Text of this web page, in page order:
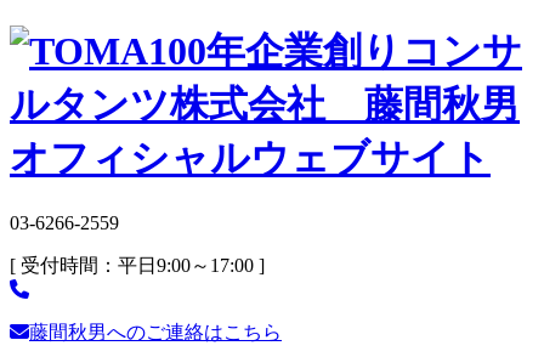
03-6266-2559
[ 受付時間：平日9:00～17:00 ]
藤間秋男へのご連絡はこちら